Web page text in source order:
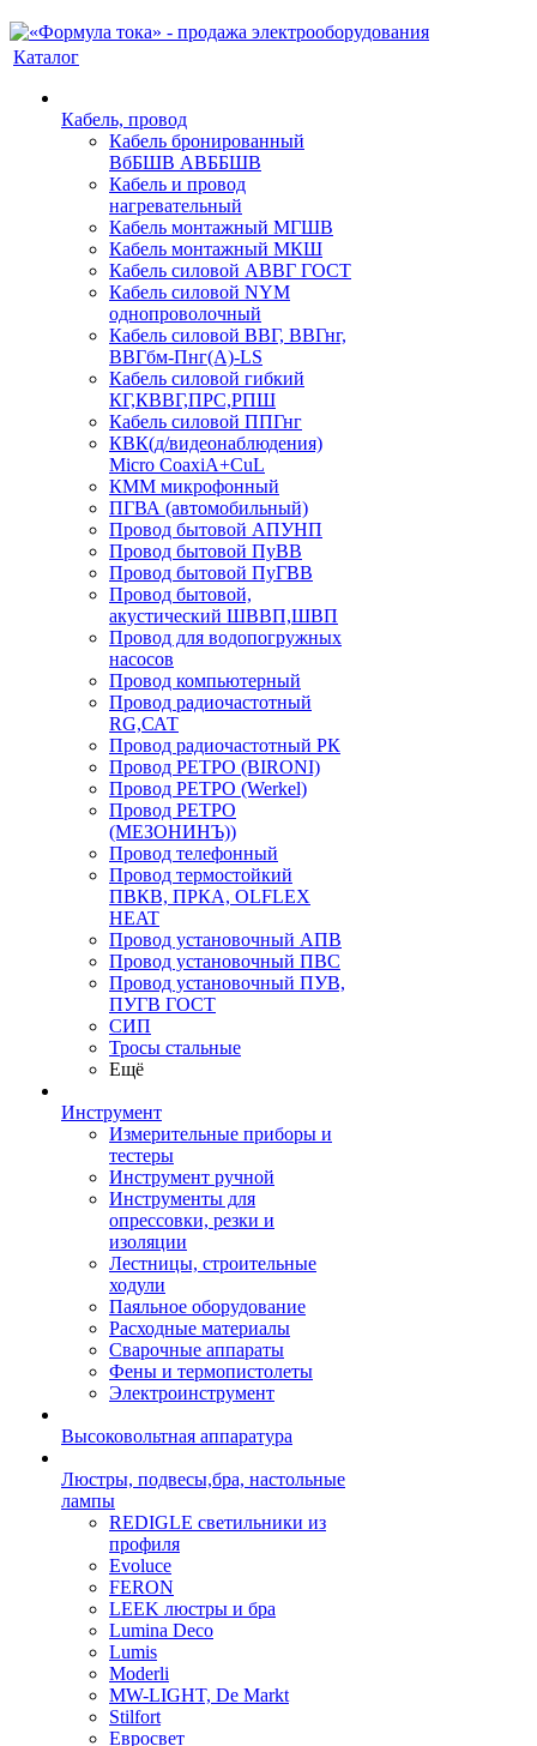
Каталог
Кабель, провод
Кабель бронированный
ВбБШВ АВББШВ
Кабель и провод
нагревательный
Кабель монтажный МГШВ
Кабель монтажный МКШ
Кабель силовой АВВГ ГОСТ
Кабель силовой NYM
однопроволочный
Кабель силовой ВВГ, ВВГнг,
ВВГбм-Пнг(А)-LS
Кабель силовой гибкий
КГ,КВВГ,ПРС,РПШ
Кабель силовой ППГнг
КВК(д/видеонаблюдения)
Micro CoaxiA+CuL
КММ микрофонный
ПГВА (автомобильный)
Провод бытовой АПУНП
Провод бытовой ПуВВ
Провод бытовой ПуГВВ
Провод бытовой,
акустический ШВВП,ШВП
Провод для водопогружных
насосов
Провод компьютерный
Провод радиочастотный
RG,САТ
Провод радиочастотный РК
Провод РЕТРО (BIRONI)
Провод РЕТРО (Werkel)
Провод РЕТРО
(МЕЗОНИНЪ))
Провод телефонный
Провод термостойкий
ПВКВ, ПРКА, OLFLEX
HEAT
Провод установочный АПВ
Провод установочный ПВС
Провод установочный ПУВ,
ПУГВ ГОСТ
СИП
Тросы стальные
Ещё
Инструмент
Измерительные приборы и
тестеры
Инструмент ручной
Инструменты для
опрессовки, резки и
изоляции
Лестницы, строительные
ходули
Паяльное оборудование
Расходные материалы
Сварочные аппараты
Фены и термопистолеты
Электроинструмент
Высоковольтная аппаратура
Люстры, подвесы,бра, настольные
лампы
REDIGLE светильники из
профиля
Evoluce
FERON
LEEK люстры и бра
Lumina Deco
Lumis
Moderli
MW-LIGHT, De Markt
Stilfort
Евросвет